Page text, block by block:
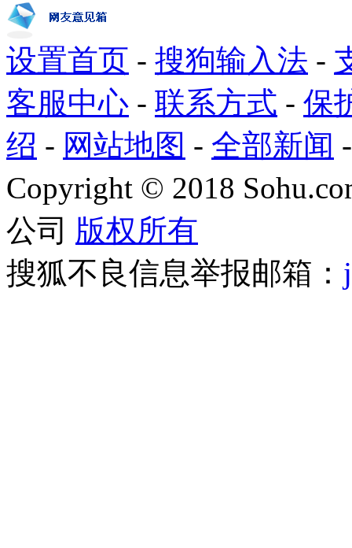
设置首页 - 搜狗输入法 -
客服中心 - 联系方式 - 保
绍 - 网站地图 - 全部新闻
Copyright © 2018
公司 版权所有
搜狐不良信息举报邮箱：